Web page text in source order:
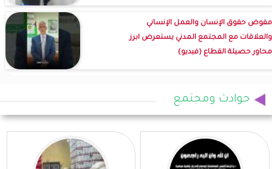
مفوض حقوق الإنسان والعمل الإنساني
والعلاقات مع المجتمع المدني يستعرض ابرز
محاور حصيلة القطاع (فيديو)
حوادث ومجتمع